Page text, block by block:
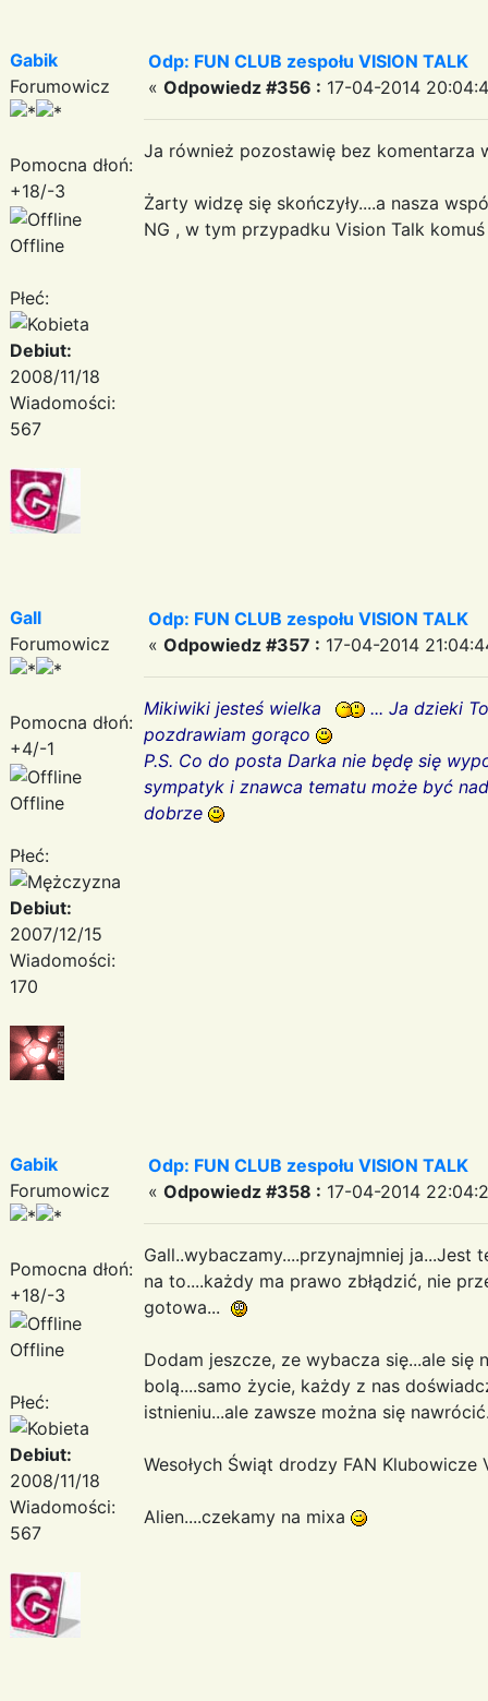
Gabik
Forumowicz
Pomocna dłoń:
+18/-3
Offline
Płeć:
Debiut:
2008/11/18
Wiadomości:
567
Odp: FUN CLUB zespołu VISION TALK
« Odpowiedz #356 : 17-04-2014
Ja również pozostawię bez komentarza
Żarty widzę się skończyły....a nasza
NG , w tym przypadku Vision Talk
Gall
Forumowicz
Pomocna dłoń:
+4/-1
Offline
Płeć:
Debiut:
2007/12/15
Wiadomości:
170
Odp: FUN CLUB zespołu VISION TALK
« Odpowiedz #357 : 17-04-2014
Mikiwiki jesteś wielka
... Ja dzieki
pozdrawiam gorąco
P.S. Co do posta Darka nie będę się
sympatyk i znawca tematu może być
dobrze
Gabik
Forumowicz
Pomocna dłoń:
+18/-3
Offline
Płeć:
Debiut:
2008/11/18
Wiadomości:
567
Odp: FUN CLUB zespołu VISION TALK
« Odpowiedz #358 : 17-04-2014
Gall..wybaczamy....przynajmniej
na to....każdy ma prawo zbłądzić, nie
gotowa...
Dodam jeszcze, ze wybacza się...ale
bolą....samo życie, każdy z nas
istnieniu...ale zawsze można się
Wesołych Świąt drodzy FAN
Alien....czekamy na mixa